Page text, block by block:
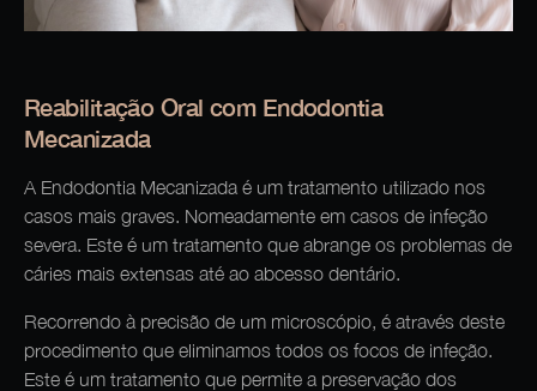
Reabilitação Oral com Endodontia
Mecanizada
A Endodontia Mecanizada é um tratamento utilizado nos
casos mais graves. Nomeadamente em casos de infeção
severa. Este é um tratamento que abrange os problemas de
cáries mais extensas até ao abcesso dentário.
Recorrendo à precisão de um microscópio, é através deste
procedimento que eliminamos todos os focos de infeção.
Este é um tratamento que permite a preservação dos